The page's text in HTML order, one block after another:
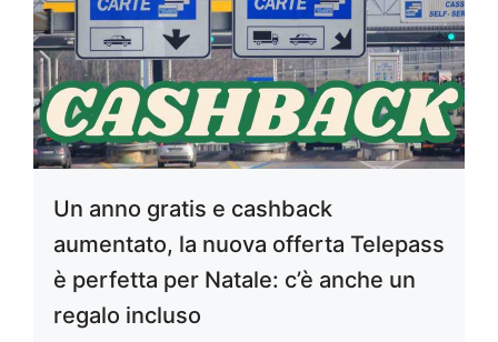
Un anno gratis e cashback
aumentato, la nuova offerta Telepass
è perfetta per Natale: c’è anche un
regalo incluso